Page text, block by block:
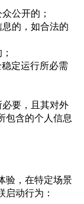
公开的；
的，如合法的
定运行所必需
必要，且其对外
包含的个人信息
验，在特定场景
动行为：